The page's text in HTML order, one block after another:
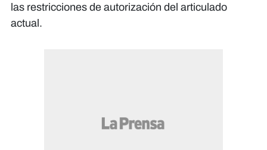
las restricciones de autorización del articulado
actual.